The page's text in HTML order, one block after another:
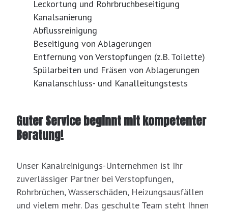
Leckortung und Rohrbruchbeseitigung
Kanalsanierung
Abflussreinigung
Beseitigung von Ablagerungen
Entfernung von Verstopfungen (z.B. Toilette)
Spülarbeiten und Fräsen von Ablagerungen
Kanalanschluss- und Kanalleitungstests
Guter Service beginnt mit kompetenter
Beratung!
Unser Kanalreinigungs-Unternehmen ist Ihr
zuverlässiger Partner bei Verstopfungen,
Rohrbrüchen, Wasserschäden, Heizungsausfällen
und vielem mehr. Das geschulte Team steht Ihnen